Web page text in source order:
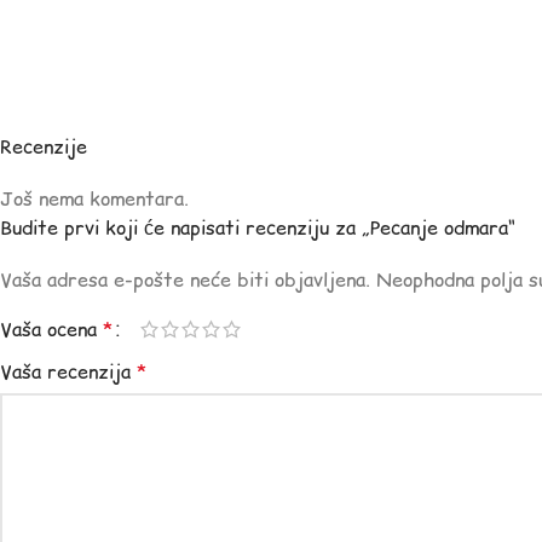
Recenzije
Još nema komentara.
Budite prvi koji će napisati recenziju za „Pecanje odmara“
Vaša adresa e-pošte neće biti objavljena. Neophodna polja
Vaša ocena *
Vaša recenzija *